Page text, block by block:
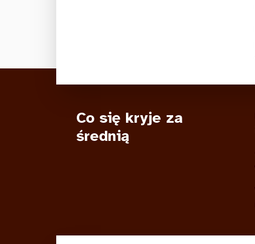
Co się kryje za
średnią